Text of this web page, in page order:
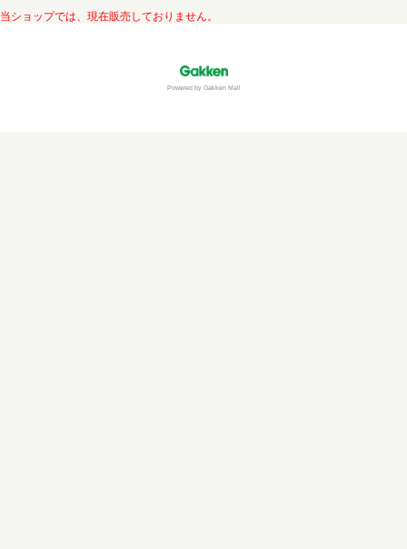
当ショップでは、現在販売しておりません。
Powered by Gakken Mall